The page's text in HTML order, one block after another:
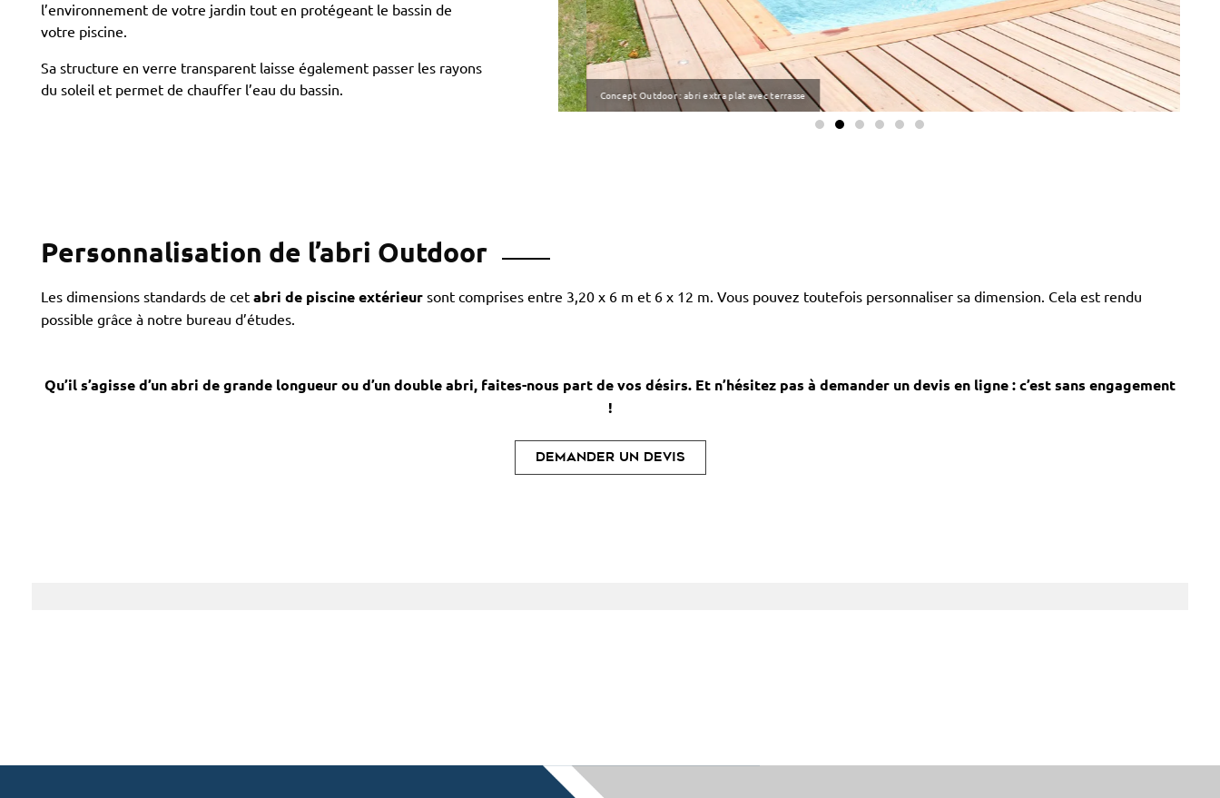
l’environnement de votre jardin tout en protégeant le bassin de
votre piscine.
Sa structure en verre transparent laisse également passer les rayons
du soleil et permet de chauffer l’eau du bassin.
: abri extra plat avec terrasse Concept Outdoor : abri extra plat avec terrasse
Personnalisation de l’abri Outdoor
Les dimensions standards de cet abri de piscine extérieur sont comprises entre 3,20 x 6 m et 6 x 12 m. Vous pouvez toutefois personnaliser sa dimension. Cela est rendu
possible grâce à notre bureau d’études.
Qu’il s’agisse d’un abri de grande longueur ou d’un double abri, faites-nous part de vos désirs. Et n’hésitez pas à demander un devis en ligne : c’est sans engagement
!
Demander un devis